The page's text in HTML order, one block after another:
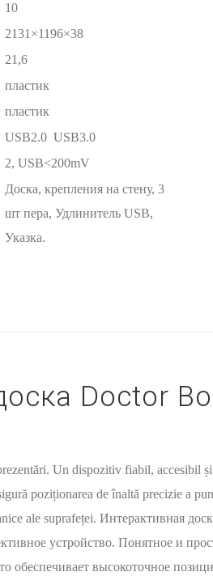
10
2131×1196×38
21,6
пластик
пластик
USB2.0 USB3.0
2, USB<200mV
Доска, крепления на стену, 3
шт пера, Удлинитель USB,
Указка.
Doctor
Un dispozitiv fiabil, accesibil
poziționarea de înaltă precizie a
ale suprafeței. Интерактивная
устройство. Понятное и
обеспечивает высокоточное